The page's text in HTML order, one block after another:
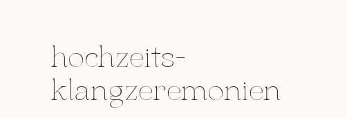
hochzeits-
klangzeremonien